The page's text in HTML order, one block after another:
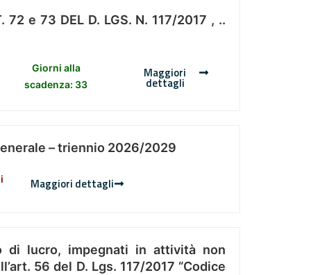
72 e 73 DEL D. LGS. N. 117/2017 , ..
Giorni alla
scadenza: 33
Maggiori
dettagli
– triennio 2026/2029
Maggiori dettagli
di lucro, impegnati in attività non
56 del D. Lgs. 117/2017 “Codice